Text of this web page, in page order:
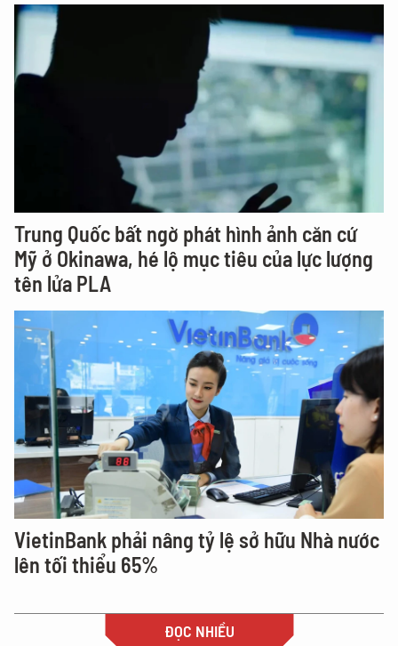
Trung Quốc bất ngờ phát hình ảnh căn cứ
Mỹ ở Okinawa, hé lộ mục tiêu của lực lượng
tên lửa PLA
VietinBank phải nâng tỷ lệ sở hữu Nhà nước
lên tối thiểu 65%
ĐỌC NHIỀU